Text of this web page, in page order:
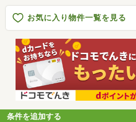
お気に入り物件一覧を見る
条件を追加する